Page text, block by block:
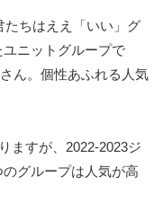
たちはええ「いい」グ
ニットグループで
ん。個性あふれる人気
ますが、2022‐2023ジ
グループは人気が高